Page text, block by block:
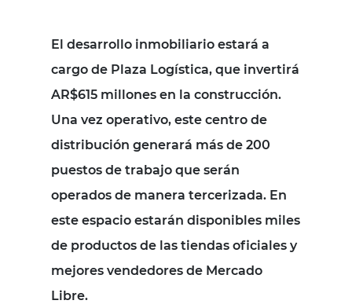
El desarrollo inmobiliario estará a
cargo de Plaza Logística, que invertirá
AR$615 millones en la construcción.
Una vez operativo, este centro de
distribución generará más de 200
puestos de trabajo que serán
operados de manera tercerizada. En
este espacio estarán disponibles miles
de productos de las tiendas oficiales y
mejores vendedores de Mercado
Libre.